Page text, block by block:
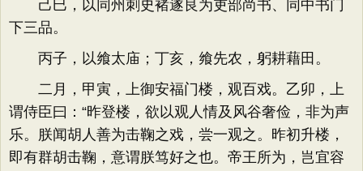
己巳，以同州刺史褚遂良为吏部尚书、同中书门
下三品。
丙子，以飨太庙；丁亥，飨先农，躬耕藉田。
二月，甲寅，上御安福门楼，观百戏。乙卯，上
谓侍臣曰：“昨登楼，欲以观人情及风谷奢俭，非为声
乐。朕闻胡人善为击鞠之戏，尝一观之。昨初升楼，
即有群胡击鞠，意谓朕笃好之也。帝王所为，岂宜容